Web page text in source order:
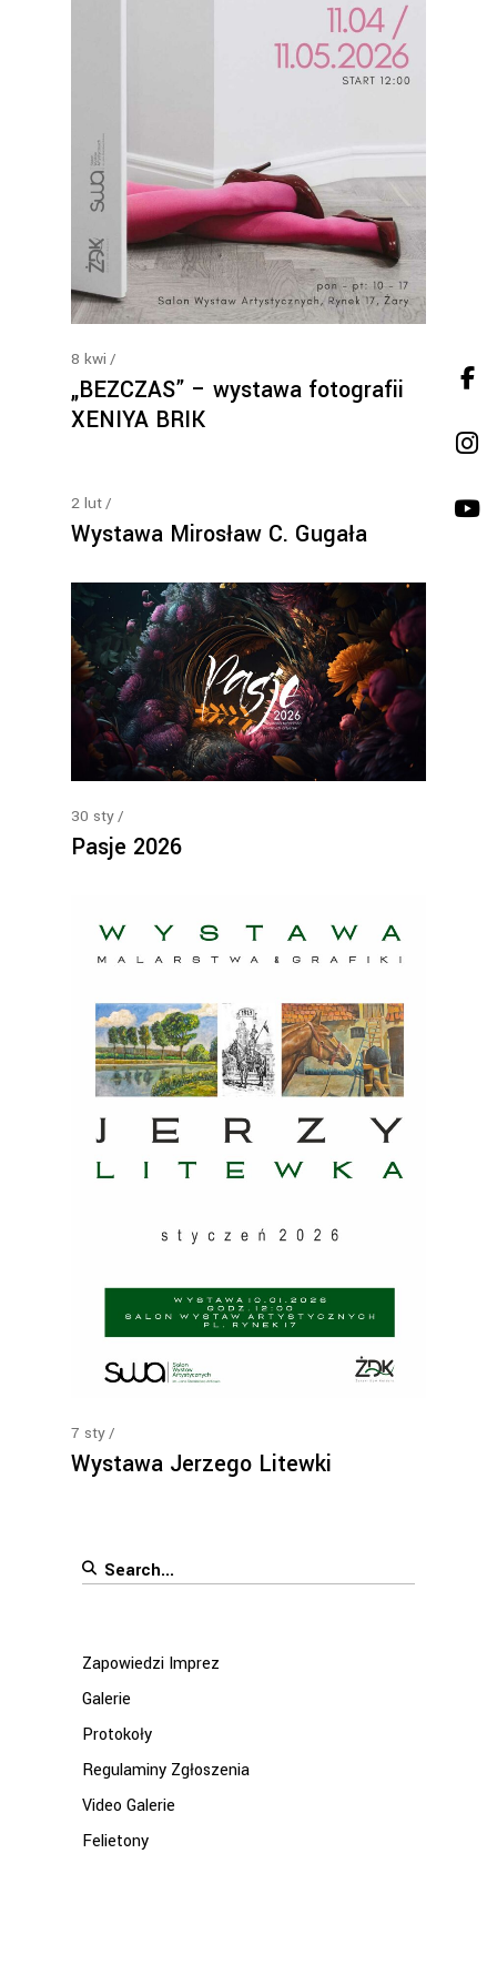
8 kwi
„BEZCZAS” – wystawa fotografii
XENIYA BRIK
2 lut
Wystawa Mirosław C. Gugała
30 sty
Pasje 2026
7 sty
Wystawa Jerzego Litewki
Search
Zapowiedzi Imprez
Galerie
Protokoły
Regulaminy Zgłoszenia
Video Galerie
Felietony